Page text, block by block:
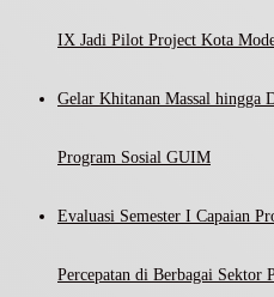
IX Jadi Pilot Project Kota
Gelar Khitanan Massal hingga
Program Sosial GUIM
Evaluasi Semester I Capaian
Percepatan di Berbagai Sektor